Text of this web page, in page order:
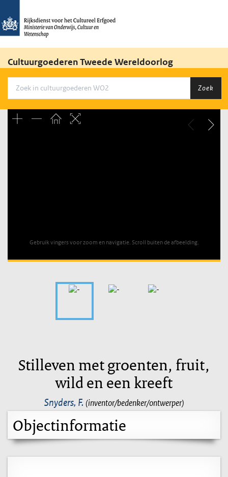
Cultuurgoederen Tweede Wereldoorlog
Zoek
Gebruik vingers voor zoom en navigatie. Scroll buiten de afbeelding.
Stilleven met groenten, fruit,
wild en een kreeft
Snyders, F. (inventor/bedenker/ontwerper)
Objectinformatie